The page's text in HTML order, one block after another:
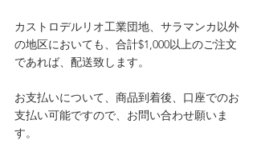
カストロデルリオ工業団地、サラマンカ以外
の地区においても、合計$1,000以上のご注文
であれば、配送致します。
お支払いについて、商品到着後、口座でのお
支払い可能ですので、お問い合わせ願いま
す。